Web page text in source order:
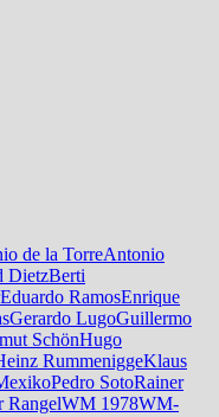
de la TorreAntonio
DietzBerti
Eduardo RamosEnrique
Gerardo LugoGuillermo
SchönHugo
RummeniggeKlaus
Pedro SotoRainer
RangelWM 1978WM-